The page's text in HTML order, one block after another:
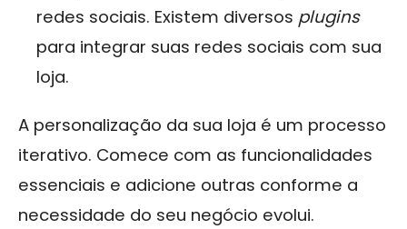
redes sociais. Existem diversos plugins
para integrar suas redes sociais com sua
loja.
A personalização da sua loja é um processo
iterativo. Comece com as funcionalidades
essenciais e adicione outras conforme a
necessidade do seu negócio evolui.